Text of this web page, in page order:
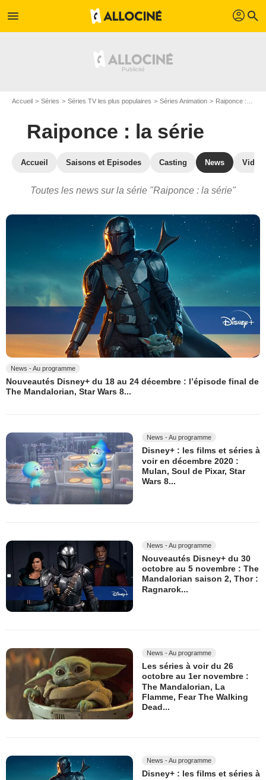
menu profil search
Accueil Séries Séries TV les plus populaires Séries Animation Raiponce : la série
Raiponce : la série
Accueil Saisons et Episodes Casting News
Toutes les news sur la série "Raiponce : la série"
News - Au programme
Nouveautés Disney+ du 18 au 24 décembre : l’épisode final de
The Mandalorian, Star Wars 8...
News - Au programme
Disney+ : les films et séries à
voir en décembre 2020 :
Mulan, Soul de Pixar, Star
Wars 8...
News - Au programme
Nouveautés Disney+ du 30
octobre au 5 novembre : The
Mandalorian saison 2, Thor :
Ragnarok...
News - Au programme
Les séries à voir du 26
octobre au 1er novembre :
The Mandalorian, La
Flamme, Fear The Walking
Dead...
News - Au programme
Disney+ : les films et séries à